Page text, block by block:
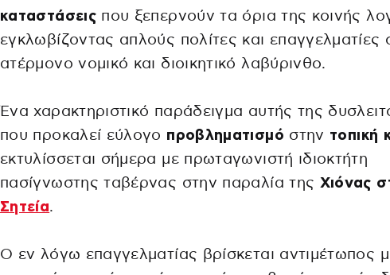
καταστάσειςπου ξεπερνούν τα όρια της κοινής
εγκλωβίζοντας απλούς πολίτες και επαγγελματίες
ατέρμονο νομικό και διοικητικό λαβύρινθο.
Ένα χαρακτηριστικό παράδειγμα αυτής της
που προκαλεί εύλογο προβληματισμό στην τοπική
εκτυλίσσεται σήμερα με πρωταγωνιστή ιδιοκτήτη
πασίγνωστης ταβέρνας στην παραλία της Χιόνας
Σητεία.
Ο εν λόγω επαγγελματίας βρίσκεται αντιμέτωπος